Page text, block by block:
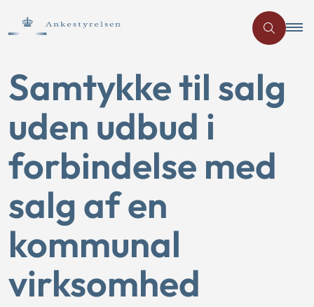
Samtykke til salg
uden udbud i
forbindelse med
salg af en
kommunal
virksomhed